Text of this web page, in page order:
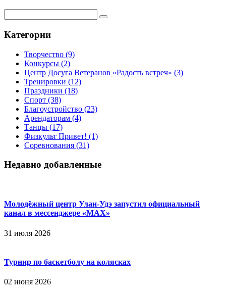
Категории
Творчество (9)
Конкурсы (2)
Центр Досуга Ветеранов «Радость встреч» (3)
Тренировки (12)
Праздники (18)
Спорт (38)
Благоустройство (23)
Арендаторам (4)
Танцы (17)
Физкульт Привет! (1)
Соревнования (31)
Недавно добавленные
Молодёжный центр Улан-Удэ запустил официальный
канал в мессенджере «МАХ»
31 июля 2026
Турнир по баскетболу на колясках
02 июня 2026